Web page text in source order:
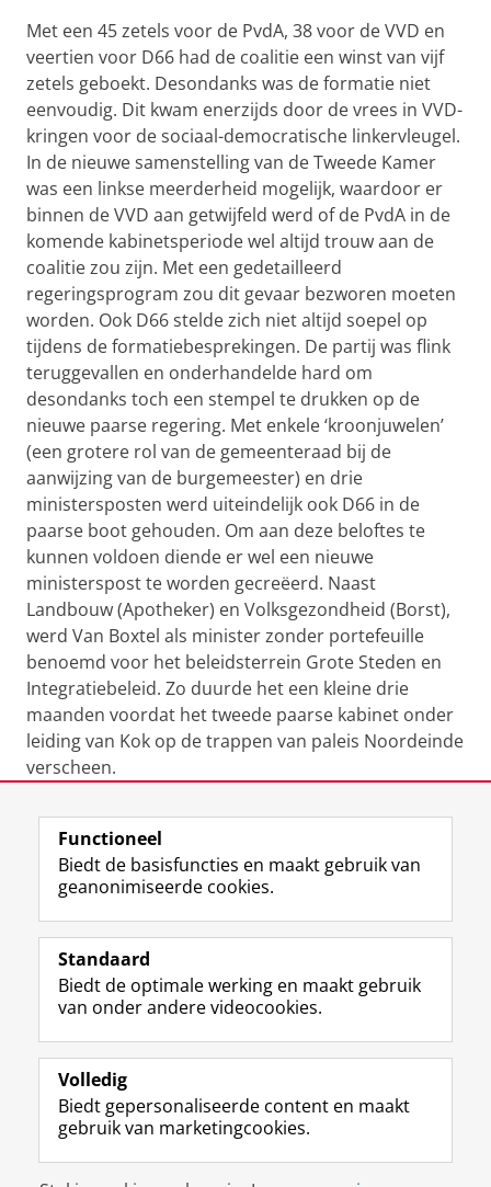
Met een 45 zetels voor de PvdA, 38 voor de VVD en
veertien voor D66 had de coalitie een winst van vijf
zetels geboekt. Desondanks was de formatie niet
eenvoudig. Dit kwam enerzijds door de vrees in VVD-
kringen voor de sociaal-democratische linkervleugel.
In de nieuwe samenstelling van de Tweede Kamer
was een linkse meerderheid mogelijk, waardoor er
binnen de VVD aan getwijfeld werd of de PvdA in de
komende kabinetsperiode wel altijd trouw aan de
coalitie zou zijn. Met een gedetailleerd
regeringsprogram zou dit gevaar bezworen moeten
worden. Ook D66 stelde zich niet altijd soepel op
tijdens de formatiebesprekingen. De partij was flink
teruggevallen en onderhandelde hard om
desondanks toch een stempel te drukken op de
nieuwe paarse regering. Met enkele ‘kroonjuwelen’
(een grotere rol van de gemeenteraad bij de
aanwijzing van de burgemeester) en drie
ministersposten werd uiteindelijk ook D66 in de
paarse boot gehouden. Om aan deze beloftes te
kunnen voldoen diende er wel een nieuwe
ministerspost te worden gecreëerd. Naast
Landbouw (Apotheker) en Volksgezondheid (Borst),
werd Van Boxtel als minister zonder portefeuille
benoemd voor het beleidsterrein Grote Steden en
Integratiebeleid. Zo duurde het een kleine drie
maanden voordat het tweede paarse kabinet onder
leiding van Kok op de trappen van paleis Noordeinde
verscheen.
Laatst gewijzigd: 06 februari 2023 14:58
Volg de RUG
F
a
e
b
o
p
a
i
L
i
k
e
I
-
p
g
R
S
-
f
e
R
k
I
n
t
r
m
c
Y
o
T
e
k
a
Studiekiezers
Alumni
Over ons
Disclaimer & Copyright
Functioneel
Biedt de basisfuncties en maakt gebruik van
geanonimiseerde cookies.
Standaard
Biedt de optimale werking en maakt gebruik
van onder andere videocookies.
Volledig
Biedt gepersonaliseerde content en maakt
gebruik van marketingcookies.